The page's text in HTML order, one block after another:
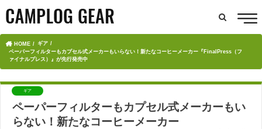
HOME
ギア
ペーパーフィルターもカプセル式メーカーもいらない！新たなコーヒーメーカー『FinalPress（フ
ァイナルプレス）』が先行発売中
ギア
ペーパーフィルターもカプセル式メーカーもい
らない！新たなコーヒーメーカー